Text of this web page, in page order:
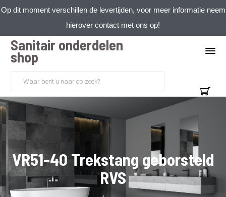
Op dit moment verschillen de levertijden, voor meer informatie neem
hierover contact met ons op!
Sanitair onderdelen
shop
VR51-40 Trekstang geborsteld
RVS